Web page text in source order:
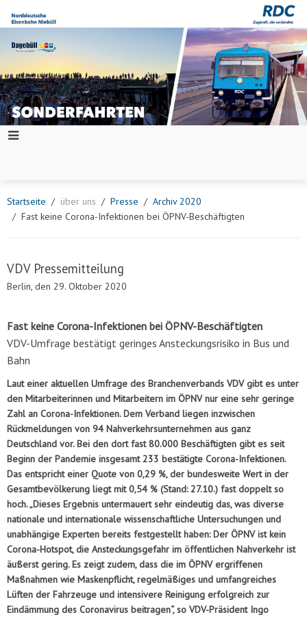
Startseite über uns Presse
Archiv 2020
Fast keine Corona-Infektionen bei ÖPNV-Beschäftigten
VDV Pressemitteilung
Berlin, den 29. Oktober 2020
Fast keine Corona-Infektionen bei ÖPNV-Beschäftigten
VDV-Umfrage bestätigt geringes Ansteckungsrisiko in Bus und
Bahn
Laut einer aktuellen Umfrage des Branchenverbands VDV gibt es unter
den Mitarbeiterinnen und Mitarbeitern im ÖPNV nur eine sehr geringe
Zahl an Corona-Infektionen. Dem Verband liegen inzwischen
Rückmeldungen von 94 Nahverkehrsunternehmen aus ganz
Deutschland vor. Bei den dort fast 80.000 Beschäftigten gibt es seit
Beginn der Pandemie insgesamt 233 bestätigte Corona-Infektionen.
Das entspricht einer Quote von 0,29 %, der bundesweite Wert in der
Gesamtbevölkerung liegt mit 0,54 % (Stand: 27.10.) fast doppelt so
hoch. „Dieses Ergebnis untermauert sehr eindeutig das, was diverse
nationale und internationale wissenschaftliche Untersuchungen und
unabhängige Experten bereits festgestellt haben: Der ÖPNV ist kein
Corona-Hotspot, die Ansteckungsgefahr im öffentlichen Nahverkehr ist
äußerst gering. Es zeigt zudem, dass die im ÖPNV ergriffenen
Maßnahmen wie Maskenpflicht, regelmäßiges und umfangreiches
Lüften der Fahrzeuge und intensivere Reinigung erfolgreich zur
Eindämmung des Coronavirus beitragen“, so VDV-Präsident Ingo